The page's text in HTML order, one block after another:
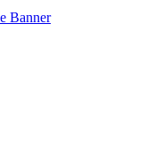
Banner